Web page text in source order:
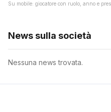
Su mobile: giocatore con ruolo, anno e
News sulla società
Nessuna news trovata.